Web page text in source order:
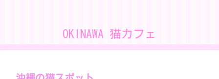
OKINAWA 猫カフェ